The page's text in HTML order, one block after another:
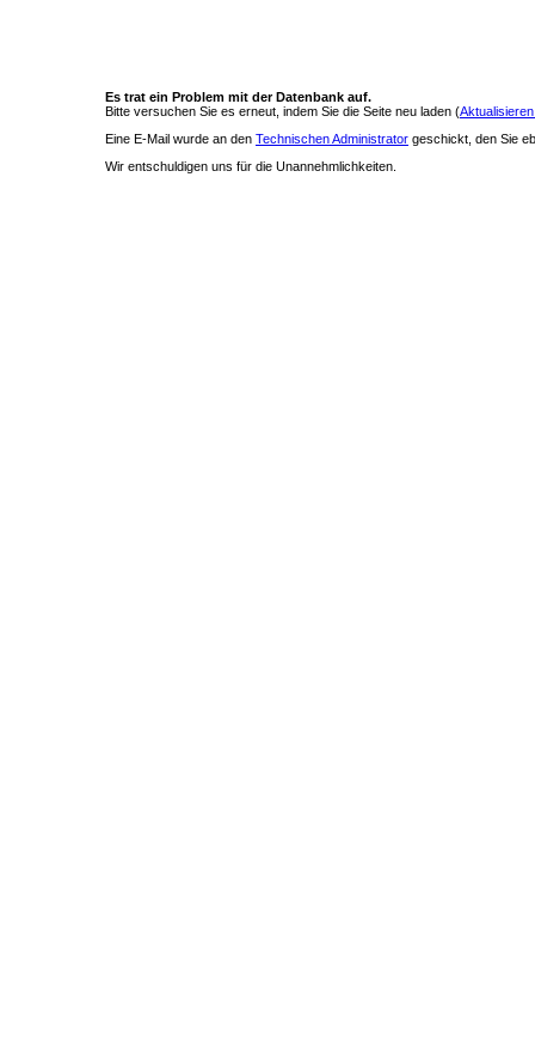
Es trat ein Problem mit der Datenbank auf.
Bitte versuchen Sie es erneut, indem Sie die Seite neu laden (
Eine E-Mail wurde an den Technischen Administrator geschickt, den Sie
Wir entschuldigen uns für die Unannehmlichkeiten.